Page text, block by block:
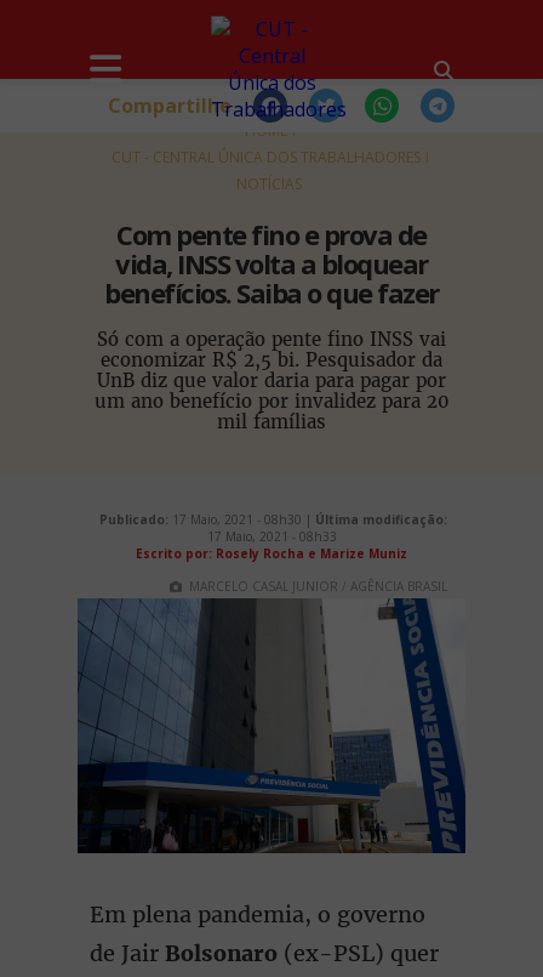
HOME
CUT - CENTRAL ÚNICA DOS TRABALHADORES
NOTÍCIAS
Com pente fino e prova de
vida, INSS volta a bloquear
benefícios. Saiba o que fazer
Só com a operação pente fino INSS vai
economizar R$ 2,5 bi. Pesquisador da
UnB diz que valor daria para pagar por
um ano benefício por invalidez para 20
mil famílias
Compartilhe
Publicado: 17 Maio, 2021 - 08h30 | Última modificação:
17 Maio, 2021 - 08h33
Escrito por: Rosely Rocha e Marize Muniz
MARCELO CASAL JUNIOR / AGÊNCIA BRASIL
Em plena pandemia, o governo
de Jair Bolsonaro (ex-PSL) quer